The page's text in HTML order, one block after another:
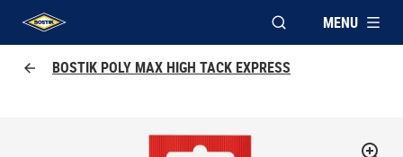
UHU logo
APRI FINESTRA
MENU
BOSTIK POLY MAX HIGH TACK EXPRESS